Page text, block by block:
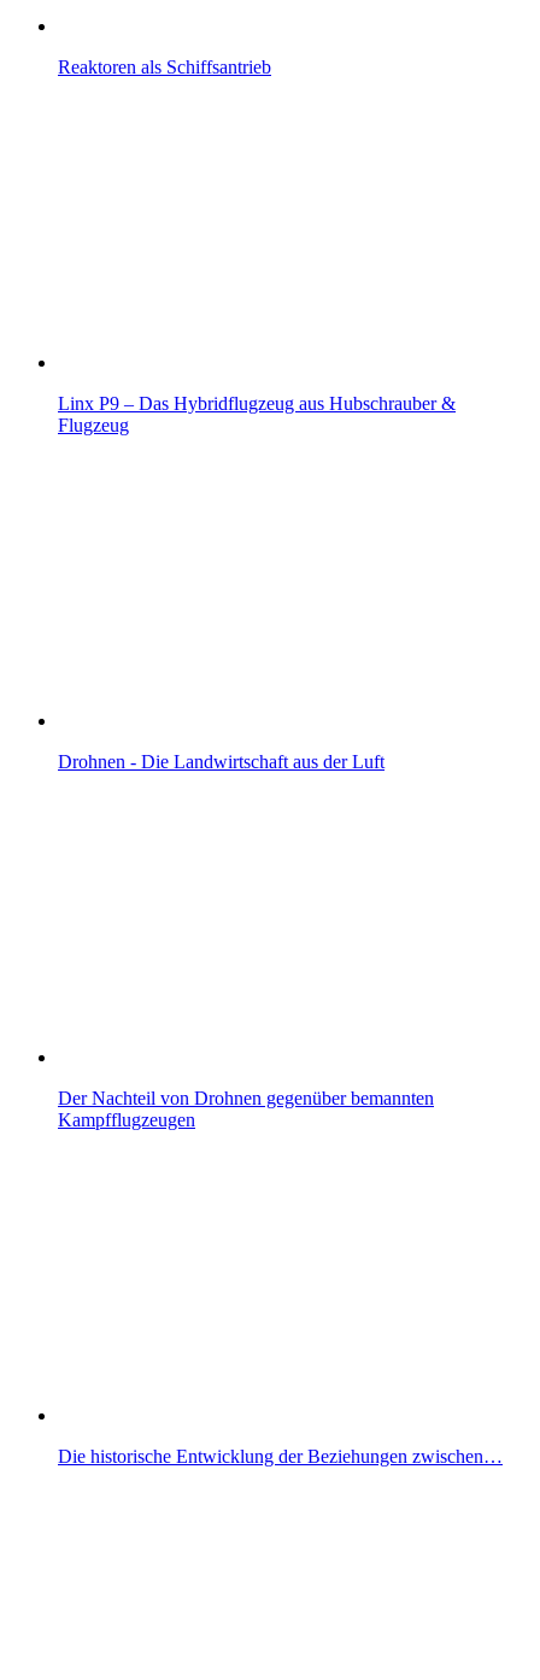
Reaktoren als Schiffsantrieb
Linx P9 – Das Hybridflugzeug aus Hubschrauber &
Flugzeug
Drohnen - Die Landwirtschaft aus der Luft
Der Nachteil von Drohnen gegenüber bemannten
Kampfflugzeugen
Die historische Entwicklung der Beziehungen zwischen…